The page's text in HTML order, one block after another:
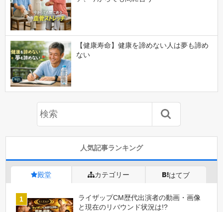
【健康寿命】健康を諦めない人は夢も諦め
ない
人気記事ランキング
殿堂 カテゴリー はてブ
ライザップCM歴代出演者の動画・画像
と現在のリバウンド状況は!?